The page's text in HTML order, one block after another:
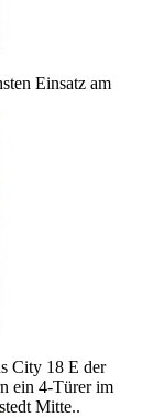
Einsatz am
City 18 E der
ein 4-Türer im
Mitte..